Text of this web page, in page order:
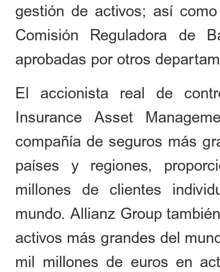
gestión de activos; así
Comisión Reguladora de
aprobadas por otros
El accionista real de
Insurance Asset
compañía de seguros más
países y regiones,
millones de clientes
mundo. Allianz Group
activos más grandes del
mil millones de euros en